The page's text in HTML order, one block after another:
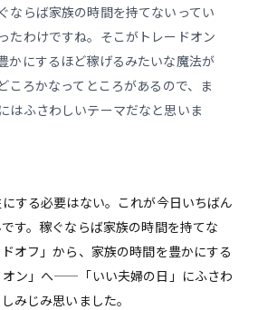
ならば家族の時間を持てないってい
たわけですね。そこがトレードオン
かにするほど稼げるみたいな魔法が
ころかなってところがあるので、ま
はふさわしいテーマだなと思いま
する必要はない。これが今日いちばん
す。稼ぐならば家族の時間を持てな
オフ」から、家族の時間を豊かにする
オン」へ——「いい夫婦の日」にふさわ
みじみ思いました。